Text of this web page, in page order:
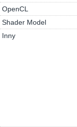
OpenCL
Shader Model
Inny